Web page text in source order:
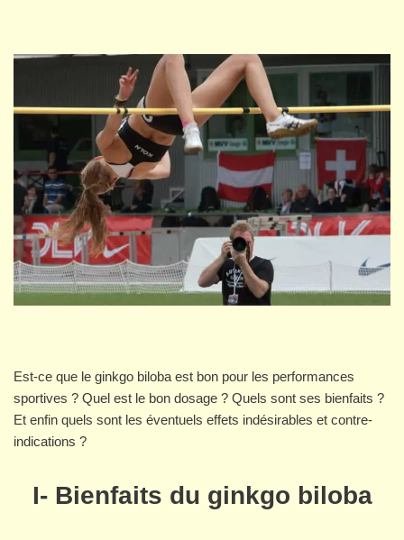
Est-ce que le ginkgo biloba est bon pour les performances
sportives ? Quel est le bon dosage ? Quels sont ses bienfaits ?
Et enfin quels sont les éventuels effets indésirables et contre-
indications ?
I- Bienfaits du ginkgo biloba